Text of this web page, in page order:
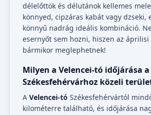
délelőttök és délutánok kellemes
könnyed, cipzáras kabát vagy dzseki,
könnyű nadrág ideális kombináció.
esernyőt sem hozni, hiszen az áprilisi
bármikor meglephetnek!
Milyen a Velencei-tó időjárása a
Székesfehérvárhoz közeli
A Velencei-tó Székesfehérvártól
kilométerre található, és időjárása